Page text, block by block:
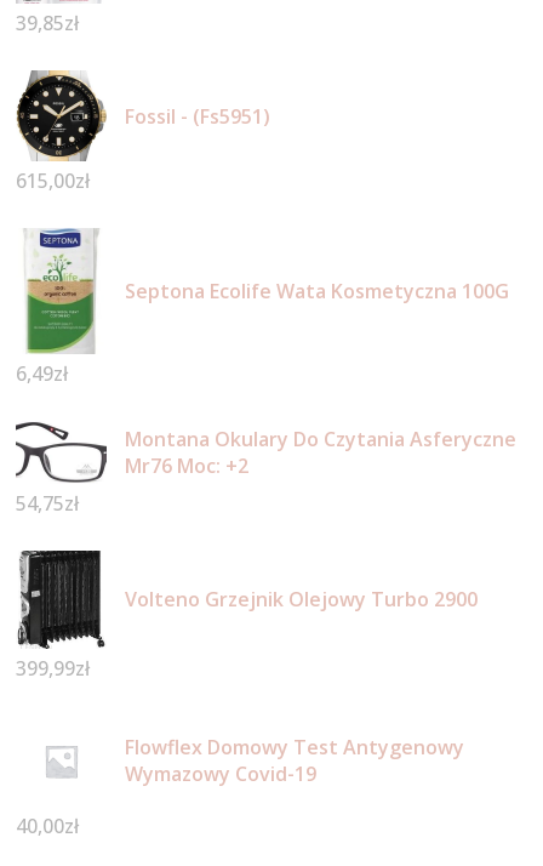
39,85zł
Fossil - (Fs5951)
615,00zł
Septona Ecolife Wata Kosmetyczna 100G
6,49zł
Montana Okulary Do Czytania Asferyczne
Mr76 Moc: +2
54,75zł
Volteno Grzejnik Olejowy Turbo 2900
399,99zł
Flowflex Domowy Test Antygenowy
Wymazowy Covid-19
40,00zł